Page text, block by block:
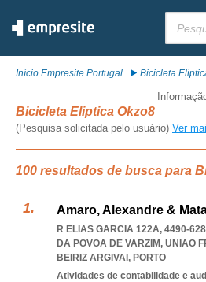
Início Empresite Portugal Bicicleta
Bicicleta Eliptica Okzo8
(Pesquisa solicitada pelo usuário) Ver
100 resultados de busca para
Amaro, Alexandre &
R ELIAS GARCIA 122A, 4490-
DA POVOA DE VARZIM, UNIAO
BEIRIZ ARGIVAI , PORTO
Atividades de contabilidade e